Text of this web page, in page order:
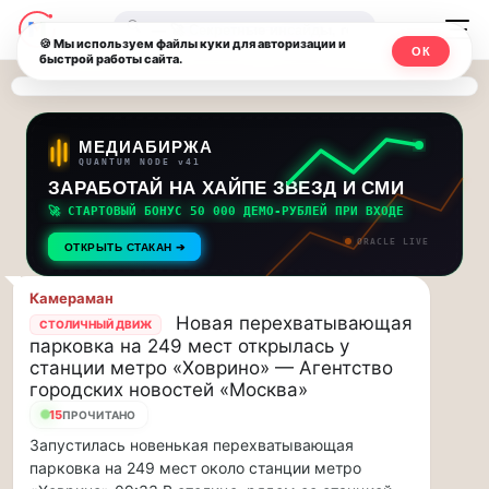
Последние
новости
и
обновления
потока:
Друзья,
приглашаем
на
музыкальную
прогулку
по
Москве
Чайковского!…
Друзья,
на
музыкальную
Москвичи.net
—
Главный
столичный
чат-
мессенджер,
новости
и
инсайды
Москвы
🔍
МЕДИАБИРЖА
QUANTUM NODE v41
ЗАРАБОТАЙ НА ХАЙПЕ ЗВЕЗД И СМИ
🚀 СТАРТОВЫЙ БОНУС 50 000 ДЕМО-РУБЛЕЙ ПРИ ВХОДЕ
ОТКРЫТЬ СТАКАН ➔ ORACLE LIVE
Камераман
СТОЛИЧНЫЙ ДВИЖ
Новая перехватывающая
парковка на 249 мест открылась у
станции метро «Ховрино» — Агентство
городских новостей «Москва»
15ПРОЧИТАНО
Запустилась новенькая перехватывающая
парковка на 249 мест около станции метро
🍪 Мы используем файлы куки для авторизации и
быстрой работы сайта.
ОК